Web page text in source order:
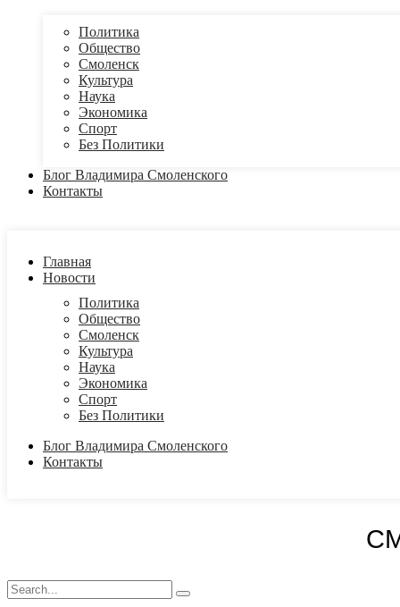
Политика
Общество
Смоленск
Культура
Наука
Экономика
Спорт
Без Политики
Блог Владимира Смоленского
Контакты
Главная
Новости
Политика
Общество
Смоленск
Культура
Наука
Экономика
Спорт
Без Политики
Блог Владимира Смоленского
Контакты